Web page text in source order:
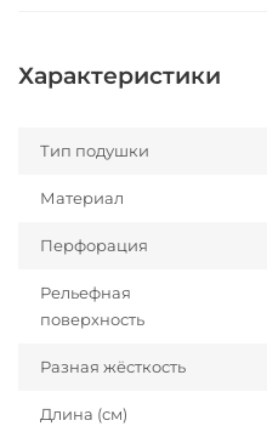
Характеристики
Тип подушки
Материал
Перфорация
Рельефная
поверхность
Разная жёсткость
Длина (см)